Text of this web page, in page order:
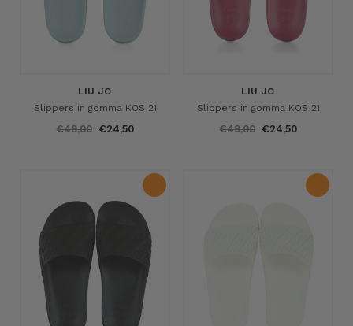
LIU JO
Slippers in gomma KOS 21
€49,00 €24,50
LIU JO
Slippers in gomma KOS 21
€49,00 €24,50